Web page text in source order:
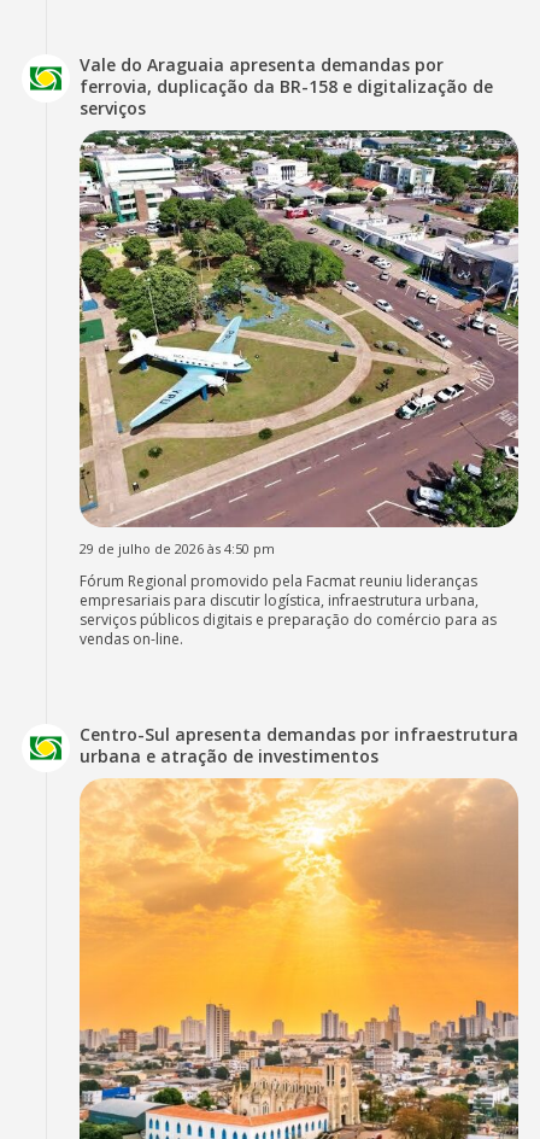
Vale do Araguaia apresenta demandas por
ferrovia, duplicação da BR-158 e digitalização de
serviços
29 de julho de 2026 às 4:50 pm
Fórum Regional promovido pela Facmat reuniu lideranças
empresariais para discutir logística, infraestrutura urbana,
serviços públicos digitais e preparação do comércio para as
vendas on-line.
Centro-Sul apresenta demandas por infraestrutura
urbana e atração de investimentos